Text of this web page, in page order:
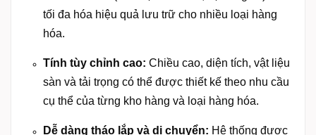
tối đa hóa hiệu quả lưu trữ cho nhiều loại hàng
hóa.
Tính tùy chỉnh cao: Chiều cao, diện tích, vật liệu
sàn và tải trọng có thể được thiết kế theo nhu cầu
cụ thể của từng kho hàng và loại hàng hóa.
Dễ dàng tháo lắp và di chuyển: Hệ thống được